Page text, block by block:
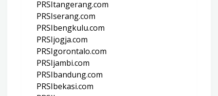
PRSItangerang.com
PRSIserang.com
PRSIbengkulu.com
PRSIjogja.com
PRSIgorontalo.com
PRSIjambi.com
PRSIbandung.com
PRSIbekasi.com